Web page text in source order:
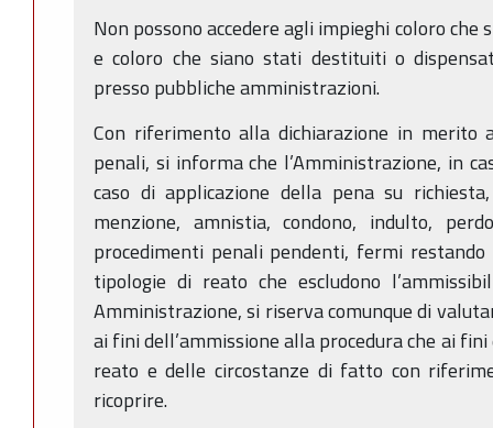
Non possono accedere agli impieghi coloro
e coloro che siano stati destituiti o
presso pubbliche amministrazioni.
Con riferimento alla dichiarazione in merito
penali, si informa che l’Amministrazione, in
caso di applicazione della pena su
menzione, amnistia, condono, indulto,
procedimenti penali pendenti, fermi
tipologie di reato che escludono
Amministrazione, si riserva comunque di
ai fini dell’ammissione alla procedura che ai
reato e delle circostanze di fatto con
ricoprire.